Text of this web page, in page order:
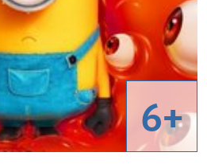
6+